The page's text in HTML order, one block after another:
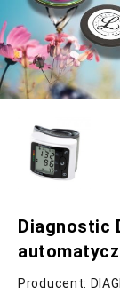
Diagnostic
Producent: